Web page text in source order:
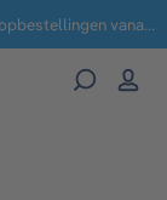
Geen administratie- en verzendkosten voor webshopbestellingen vanaf € 100,-.